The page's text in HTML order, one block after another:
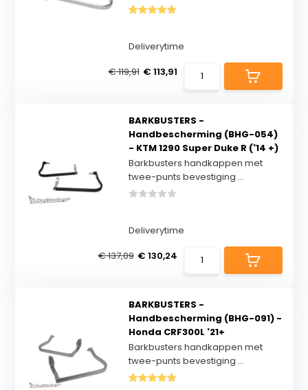
Deliverytime
€ 119,91 € 113,91
BARKBUSTERS -
Handbescherming (BHG-054)
- KTM 1290 Super Duke R ('14 +)
Barkbusters handkappen met
twee-punts bevestiging ...
Deliverytime
€ 137,09 € 130,24
BARKBUSTERS -
Handbescherming (BHG-091) -
Honda CRF300L '21+
Barkbusters handkappen met
twee-punts bevestiging ...